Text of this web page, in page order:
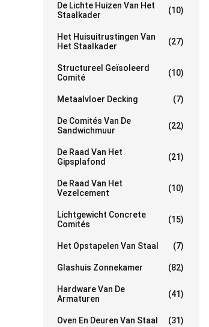
De Lichte Huizen Van Het
Staalkader
(10)
Het Huisuitrustingen Van
Het Staalkader
(27)
Structureel Geïsoleerd
Comité
(10)
Metaalvloer Decking (7)
De Comités Van De
Sandwichmuur
(22)
De Raad Van Het
Gipsplafond
(21)
De Raad Van Het
Vezelcement
(10)
Lichtgewicht Concrete
Comités
(15)
Het Opstapelen Van Staal (7)
Glashuis Zonnekamer (82)
Hardware Van De
Armaturen
(41)
Oven En Deuren Van Staal (31)